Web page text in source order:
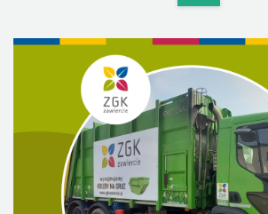
O SPÓŁCE
DLA MIESZKAŃCÓW
OFERTA
PSZOK